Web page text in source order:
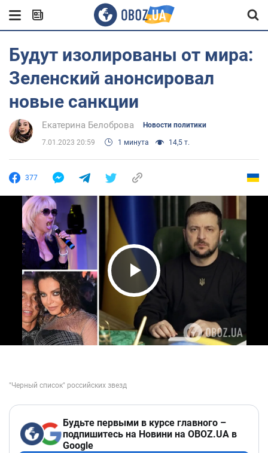
Будут изолированы от мира:
Зеленский анонсировал
новые санкции
Екатерина Белоброва Новости политики
7.01.2023 20:59 1 минута 14,5 т.
377
Play Video
Будьте первыми в курсе главного –
подпишитесь на Новини на OBOZ.UA в
Google